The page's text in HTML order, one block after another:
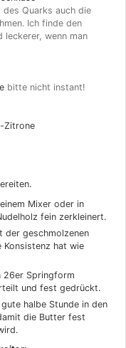
Quarks auch die
Ich finde den
leckerer, wenn man
bitte nicht instant!
Zitrone
Mixer oder in
fein zerkleinert.
der geschmolzenen
Konsistenz hat wie
26er Springform
und fest gedrückt.
halbe Stunde in den
die Butter fest